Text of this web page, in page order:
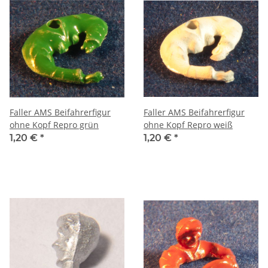
Faller AMS Beifahrerfigur
ohne Kopf Repro grün
1,20 € *
Faller AMS Beifahrerfigur
ohne Kopf Repro weiß
1,20 € *